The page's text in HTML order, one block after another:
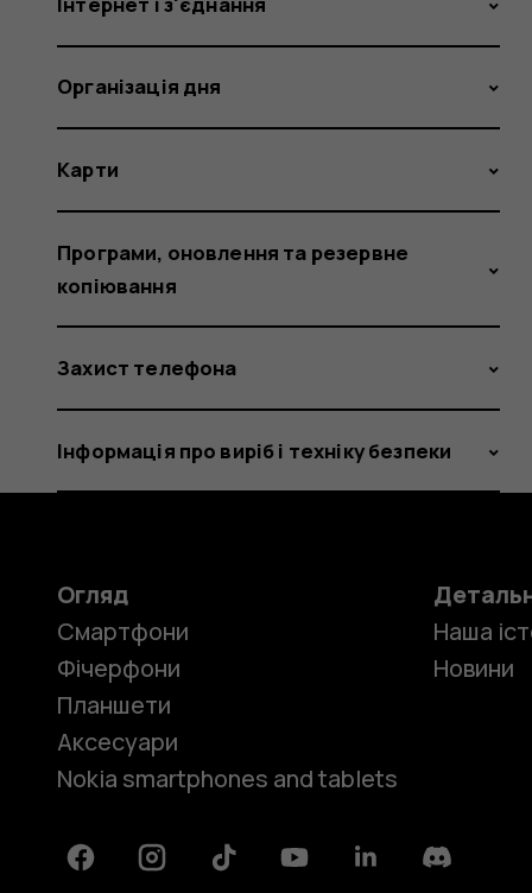
Організація дня
Карти
Програми, оновлення та резервне
копіювання
Захист телефона
Інформація про виріб і техніку безпеки
Огляд
Смартфони
Фічерфони
Планшети
Аксесуари
Nokia smartphones and tablets
Наша
Новини
FacebookInstagramTiktok YoutubeLinkedinDiscord